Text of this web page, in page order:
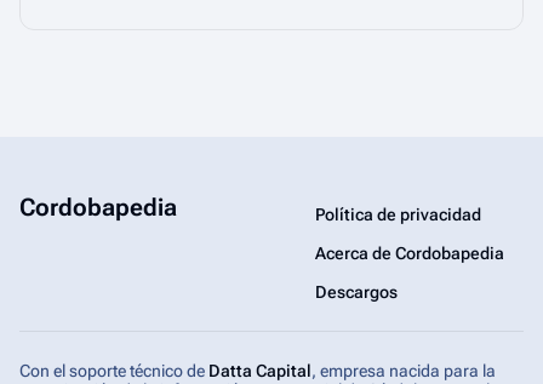
Cordobapedia
Política de privacidad
Acerca de Cordobapedia
Descargos
Con el soporte técnico de Datta Capital, empresa nacida para la